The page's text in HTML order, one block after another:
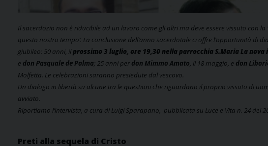
Il sacerdozio non è riducibile ad un lavoro come gli altri ma deve essere vissuto con
questo nostro tempo’. La conclusione dell’anno sacerdotale ci offre l’opportunità di
giubileo: 50 anni, ilprossimo 3 luglio, ore 19,30 nella parrocchia S.Maria La nova
e don Pasquale de Palma; 25 anni per don Mimmo Amato, il 18 maggio, e don
Molfetta. Le celebrazioni saranno presiedute dal vescovo.
Un dialogo in libertà su alcune tra le questioni che riguardano il proprio vissuto di
avviato.
Riportiamo l’intervista, a cura di Luigi Sparapano, pubblicata su Luce e Vita n. 24 del
Preti alla sequela di Cristo